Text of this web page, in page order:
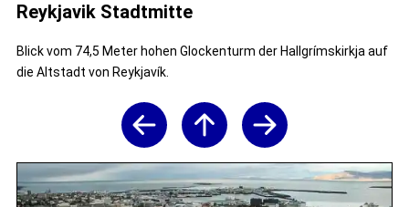
Reykjavik Stadtmitte
Blick vom 74,5 Meter hohen Glockenturm der Hallgrímskirkja auf
die Altstadt von Reykjavík.